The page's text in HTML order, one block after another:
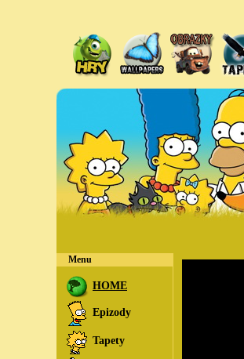
Menu
HOME
Epizody
Tapety